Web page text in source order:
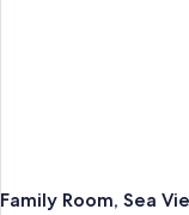
Family Room, Sea